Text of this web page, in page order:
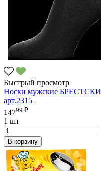
Быстрый просмотр
Носки мужские
арт.2315
14799 ₽
1 шт
В корзину